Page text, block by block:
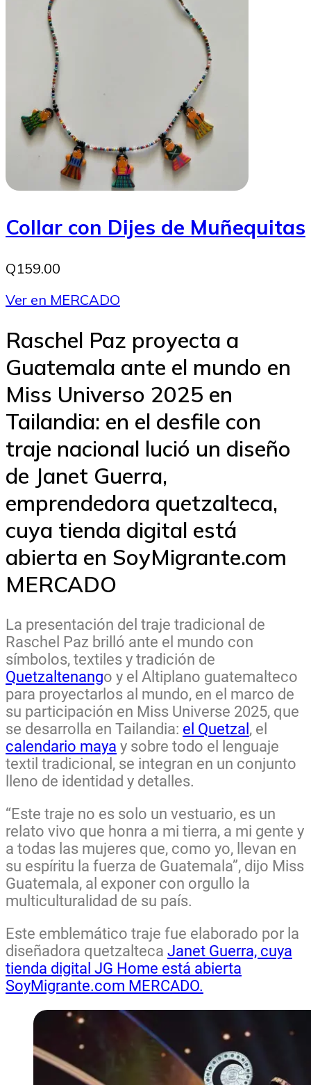
Collar con Dijes de Muñequitas
Q159.00
Ver en MERCADO
Raschel Paz proyecta a
Guatemala ante el mundo en
Miss Universo 2025 en
Tailandia: en el desfile con
traje nacional lució un diseño
de Janet Guerra,
emprendedora quetzalteca,
cuya tienda digital está
abierta en SoyMigrante.com
MERCADO
La presentación del traje tradicional de
Raschel Paz brilló ante el mundo con
símbolos, textiles y tradición de
Quetzaltenango y el Altiplano guatemalteco
para proyectarlos al mundo, en el marco de
su participación en Miss Universe 2025, que
se desarrolla en Tailandia: el Quetzal , el
calendario maya y sobre todo el lenguaje
textil tradicional, se integran en un conjunto
lleno de identidad y detalles.
“Este traje no es solo un vestuario, es un
relato vivo que honra a mi tierra, a mi gente y
a todas las mujeres que, como yo, llevan en
su espíritu la fuerza de Guatemala”, dijo Miss
Guatemala, al exponer con orgullo la
multiculturalidad de su país.
Este emblemático traje fue elaborado por la
diseñadora quetzalteca Janet Guerra, cuya
tienda digital JG Home está abierta
SoyMigrante.com MERCADO.